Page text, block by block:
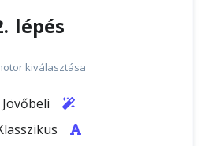
lépés
kiválasztása